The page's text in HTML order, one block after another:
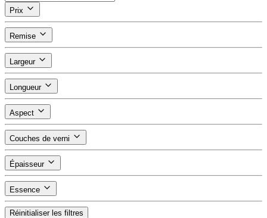
Prix
Remise
Largeur
Longueur
Aspect
Couches de verni
Épaisseur
Essence
Réinitialiser les filtres